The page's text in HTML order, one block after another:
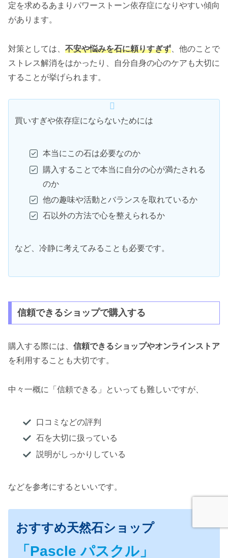
定を求めるあまりパワーストーン依存症になりやすい傾向
があります。
対策としては、 不安や悩みを石に頼りすぎず 、他のことで
ストレス解消をはかったり、自分自身の心のケアも大切に
することが挙げられます。
買いすぎや依存症にならないためには
本当にこの石は必要なのか
購入することで本当に自分の心が満たされる
のか
他の趣味や活動とバランスを取れているか
石以外の方法で心を整えられるか
など、冷静に考えてみることも必要です。
信頼できるショップで購入する
購入する際には、 信頼できるショップやオンラインストア
を利用することも大切です。
中々一概に「信頼できる」といっても難しいですが、
口コミなどの評判
石を大切に扱っている
説明がしっかりしている
などを参考にするといいです。
おすすめ天然石ショップ
「Pascle パスクル」